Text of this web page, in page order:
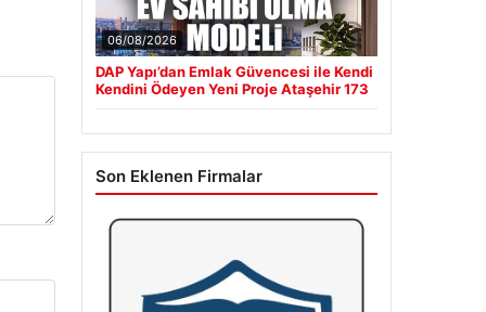
06/08/2026
DAP Yapı’dan Emlak Güvencesi ile Kendi
Kendini Ödeyen Yeni Proje Ataşehir 173
Son Eklenen Firmalar